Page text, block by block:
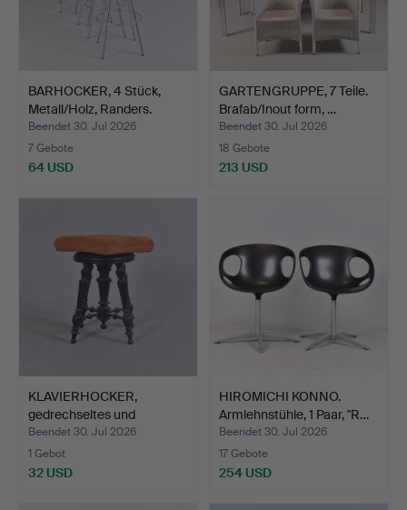
BARHOCKER, 4 Stück,
Metall/Holz, Randers.
Beendet 30. Jul 2026
7 Gebote
64 USD
GARTENGRUPPE, 7 Teile.
Brafab/Inout form, …
Beendet 30. Jul 2026
18 Gebote
213 USD
KLAVIERHOCKER,
gedrechseltes und
geschwärz…
Beendet 30. Jul 2026
1 Gebot
32 USD
HIROMICHI KONNO.
Armlehnstühle, 1 Paar, "R…
Beendet 30. Jul 2026
17 Gebote
254 USD